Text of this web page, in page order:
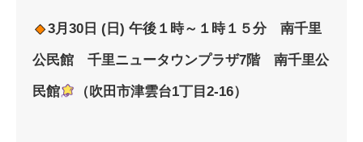
3月30日 (日) 午後１時～１時１５分 南千里
公民館 千里ニュータウンプラザ7階 南千里公
民館 （吹田市津雲台1丁目2-16）